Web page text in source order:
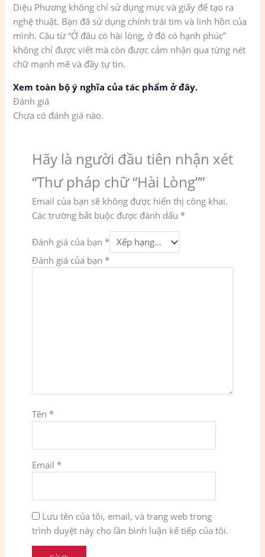
Diệu Phương không chỉ sử dụng mực và giấy để tạo ra
nghệ thuật. Bạn đã sử dụng chính trái tim và linh hồn của
mình. Câu từ “Ở đâu có hài lòng, ở đó có hạnh phúc”
không chỉ được viết mà còn được cảm nhận qua từng nét
chữ mạnh mẽ và đầy tự tin.
Xem toàn bộ ý nghĩa của tác phẩm ở đây.
Đánh giá
Chưa có đánh giá nào.
Hãy là người đầu tiên nhận xét
“Thư pháp chữ “Hài Lòng””
Email của bạn sẽ không được hiển thị công khai.
Các trường bắt buộc được đánh dấu *
Đánh giá của bạn *
Đánh giá của bạn *
Tên *
Email *
Lưu tên của tôi, email, và trang web trong
trình duyệt này cho lần bình luận kế tiếp của tôi.